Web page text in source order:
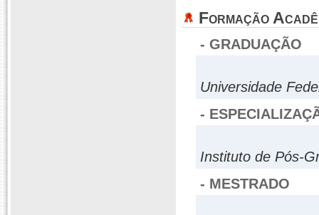
Formação
- GRADUAÇÃO
Universidade
-
Instituto de Pós-
- MESTRADO